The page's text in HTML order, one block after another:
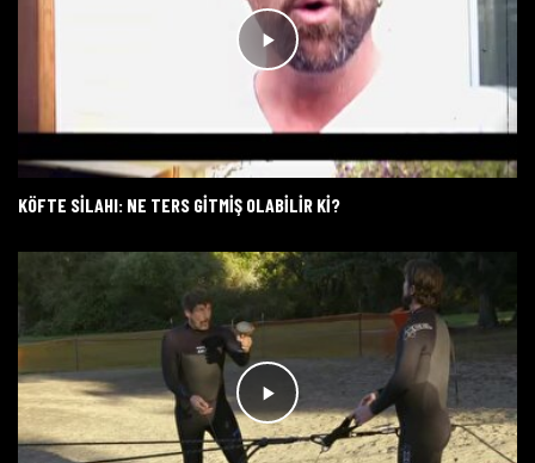
KÖFTE SILAHI: NE TERS GITMIŞ OLABILIR KI?